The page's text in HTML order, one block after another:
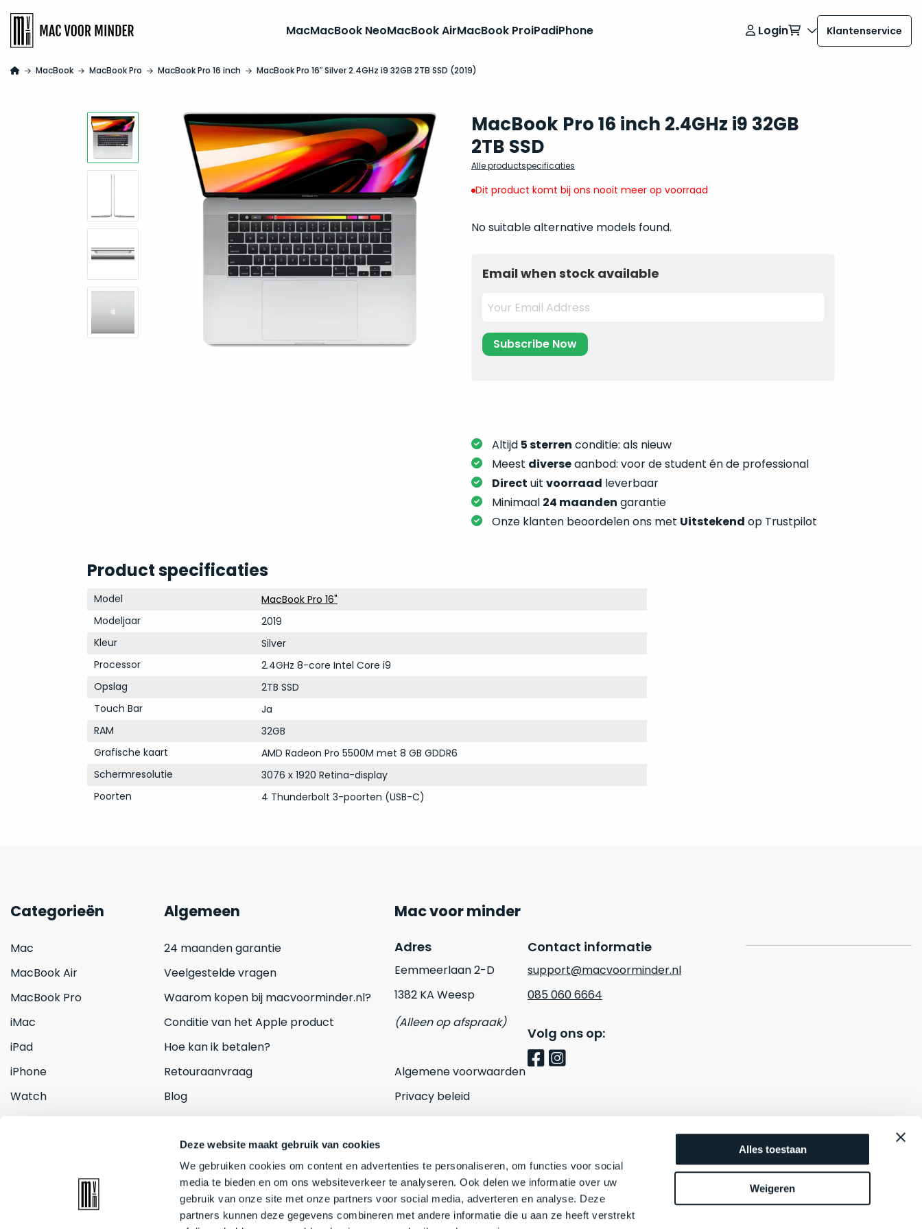
Deze website maakt gebruik van cookies
We gebruiken cookies om content en advertenties te personaliseren, om functies voor social
media te bieden en om ons websiteverkeer te analyseren. Ook delen we informatie over uw
gebruik van onze site met onze partners voor social media, adverteren en analyse. Deze
partners kunnen deze gegevens combineren met andere informatie die u aan ze heeft verstrekt
Alles toestaan
Weigeren
MacMacBook NeoMacBook AirMacBook ProiPadiPhone Login Klantenservice
MacBook MacBook Pro MacBook Pro 16 inch MacBook Pro 16″ Silver 2.4GHz i9 32GB 2TB SSD (2019)
MacBook Pro 16 inch 2.4GHz i9 32GB
2TB SSD
Alle productspecificaties
Dit product komt bij ons nooit meer op voorraad
No suitable alternative models found.
Email when stock available
Altijd 5 sterren conditie: als nieuw
Meest diverseaanbod: voor de student én de professional
Direct uit voorraad leverbaar
Minimaal 24 maanden garantie
Onze klanten beoordelen ons met Uitstekend op Trustpilot
Product specificaties
Model
MacBook Pro 16"
Modeljaar
2019
Kleur
Silver
Processor
2.4GHz 8-core Intel Core i9
Opslag
2TB SSD
Touch Bar
Ja
RAM
32GB
Grafische kaart
AMD Radeon Pro 5500M met 8 GB GDDR6
Schermresolutie
3076 x 1920 Retina-display
Poorten
4 Thunderbolt 3-poorten (USB-C)
Categorieën
Mac
MacBook Air
MacBook Pro
iMac
iPad
iPhone
Watch
Algemeen
24 maanden garantie
Veelgestelde vragen
Waarom kopen bij macvoorminder.nl?
Conditie van het Apple product
Hoe kan ik betalen?
Retouraanvraag
Blog
Mac voor minder
Adres
Eemmeerlaan 2-D
1382 KA Weesp
(Alleen op afspraak)
Algemene voorwaarden
Privacy beleid
Contact informatie
support@macvoorminder.nl
085 060 6664
Volg ons op: